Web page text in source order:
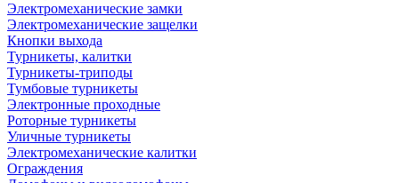
Электромеханические замки
Электромеханические защелки
Кнопки выхода
Турникеты, калитки
Турникеты-триподы
Тумбовые турникеты
Электронные проходные
Роторные турникеты
Уличные турникеты
Электромеханические калитки
Ограждения